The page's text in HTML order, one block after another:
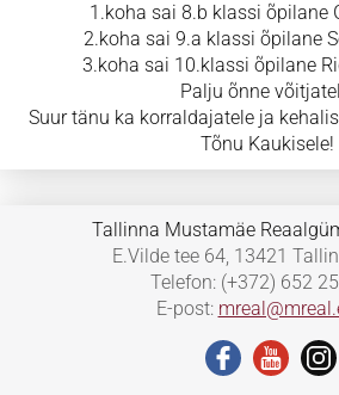
1.koha sai 8.b klassi õpilane
2.koha sai 9.a klassi õpilane
3.koha sai 10.klassi õpilane
Palju õnne
Suur tänu ka korraldajatele ja
Tõnu Kaukisele!
Tallinna Mustamäe
E.Vilde tee 64, 13421
Telefon: (+372) 652
E-post: